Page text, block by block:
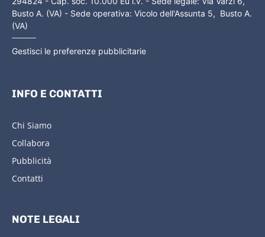
Busto A. (VA) - Sede operativa: Vicolo dell'Assunta 5, Busto A.
(VA)
Gestisci le preferenze pubblicitarie
INFO E CONTATTI
Chi Siamo
Collabora
Pubblicità
Contatti
NOTE LEGALI